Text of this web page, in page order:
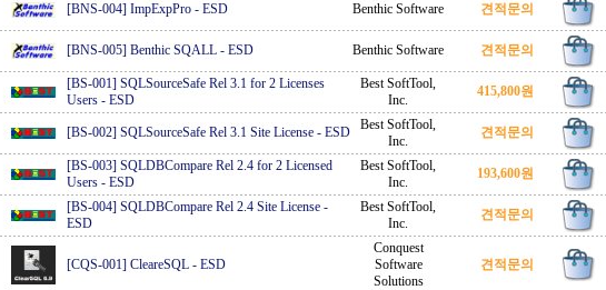
[BNS-004] ImpExpPro - ESD Benthic Software 견적문의
[BNS-005] Benthic SQALL - ESD Benthic Software 견적문의
[BS-001] SQLSourceSafe Rel 3.1 for 2 Licenses
Users - ESD
Best SoftTool,
Inc.
415,800원
[BS-002] SQLSourceSafe Rel 3.1 Site License - ESD
Best SoftTool,
Inc.
견적문의
[BS-003] SQLDBCompare Rel 2.4 for 2 Licensed
Users - ESD
Best SoftTool,
Inc.
193,600원
[BS-004] SQLDBCompare Rel 2.4 Site License -
ESD
Best SoftTool,
Inc.
견적문의
[CQS-001] CleareSQL - ESD
Conquest
Software
Solutions
견적문의